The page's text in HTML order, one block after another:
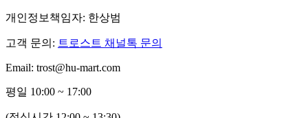
개인정보책임자: 한상범
고객 문의: 트로스트 채널톡 문의
Email: trost@hu-mart.com
평일 10:00 ~ 17:00